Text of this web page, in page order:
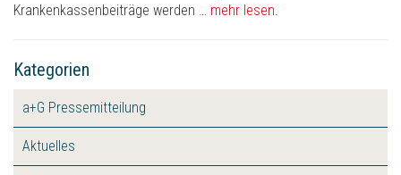
Krankenkassenbeiträge werden … mehr lesen.
Kategorien
a+G Pressemitteilung
Aktuelles